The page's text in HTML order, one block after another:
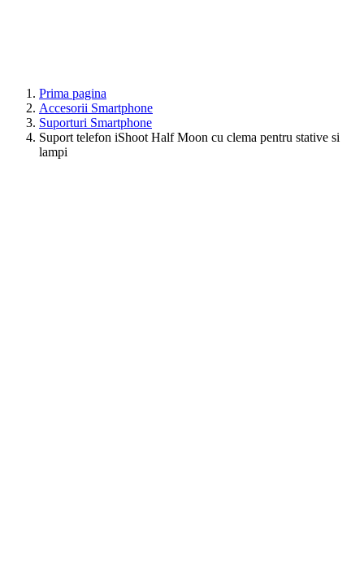
Prima pagina
Accesorii Smartphone
Suporturi Smartphone
Suport telefon iShoot Half Moon cu clema pentru stative si
lampi